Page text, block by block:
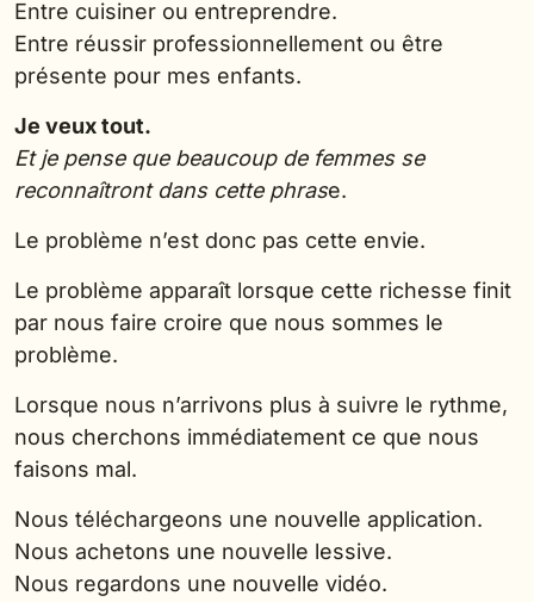
Entre cuisiner ou entreprendre.
Entre réussir professionnellement ou être
présente pour mes enfants.
Je veux tout.
Et je pense que beaucoup de femmes se
reconnaîtront dans cette phrase.
Le problème n’est donc pas cette envie.
Le problème apparaît lorsque cette richesse finit
par nous faire croire que nous sommes le
problème.
Lorsque nous n’arrivons plus à suivre le rythme,
nous cherchons immédiatement ce que nous
faisons mal.
Nous téléchargeons une nouvelle application.
Nous achetons une nouvelle lessive.
Nous regardons une nouvelle vidéo.